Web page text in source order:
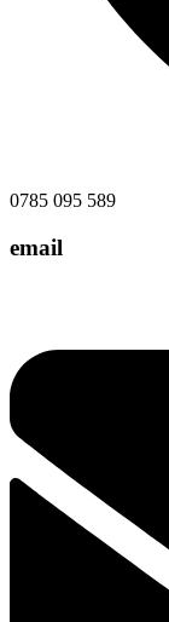
0785 095 589
email